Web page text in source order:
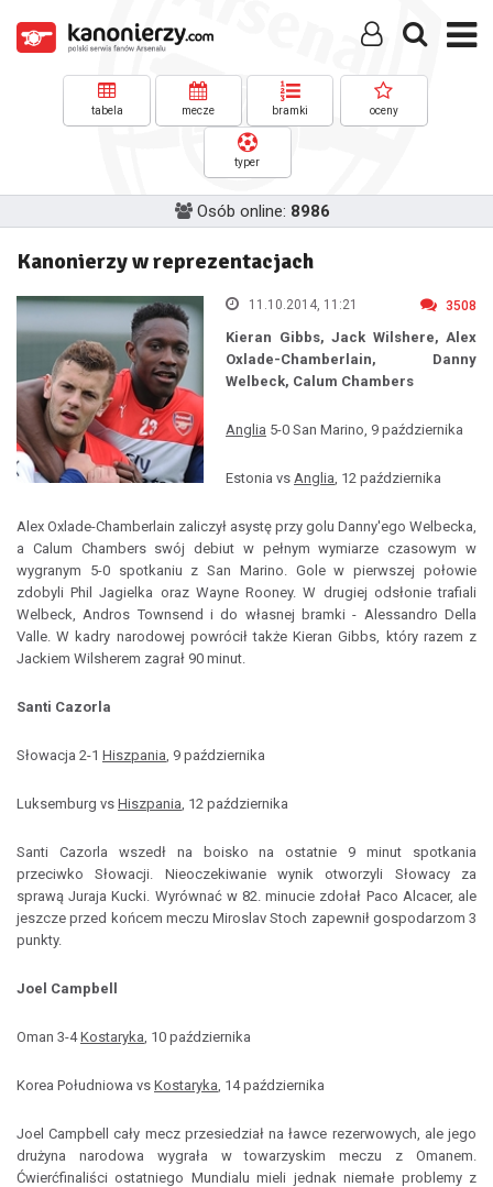
tabela mecze bramki oceny
typer
Osób online: 8986
Kanonierzy w reprezentacjach
11.10.2014, 11:21 3508
Kieran Gibbs, Jack Wilshere, Alex
Oxlade-Chamberlain, Danny
Welbeck, Calum Chambers
Anglia 5-0 San Marino, 9 października
Estonia vs Anglia, 12 października
Alex Oxlade-Chamberlain zaliczył asystę przy golu Danny'ego Welbecka,
a Calum Chambers swój debiut w pełnym wymiarze czasowym w
wygranym 5-0 spotkaniu z San Marino. Gole w pierwszej połowie
zdobyli Phil Jagielka oraz Wayne Rooney. W drugiej odsłonie trafiali
Welbeck, Andros Townsend i do własnej bramki - Alessandro Della
Valle. W kadry narodowej powrócił także Kieran Gibbs, który razem z
Jackiem Wilsherem zagrał 90 minut.
Santi Cazorla
Słowacja 2-1 Hiszpania, 9 października
Luksemburg vs Hiszpania, 12 października
Santi Cazorla wszedł na boisko na ostatnie 9 minut spotkania
przeciwko Słowacji. Nieoczekiwanie wynik otworzyli Słowacy za
sprawą Juraja Kucki. Wyrównać w 82. minucie zdołał Paco Alcacer, ale
jeszcze przed końcem meczu Miroslav Stoch zapewnił gospodarzom 3
punkty.
Joel Campbell
Oman 3-4Kostaryka, 10 października
Korea Południowa vs Kostaryka, 14 października
Joel Campbell cały mecz przesiedział na ławce rezerwowych, ale jego
drużyna narodowa wygrała w towarzyskim meczu z Omanem.
Ćwierćfinaliści ostatniego Mundialu mieli jednak niemałe problemy z